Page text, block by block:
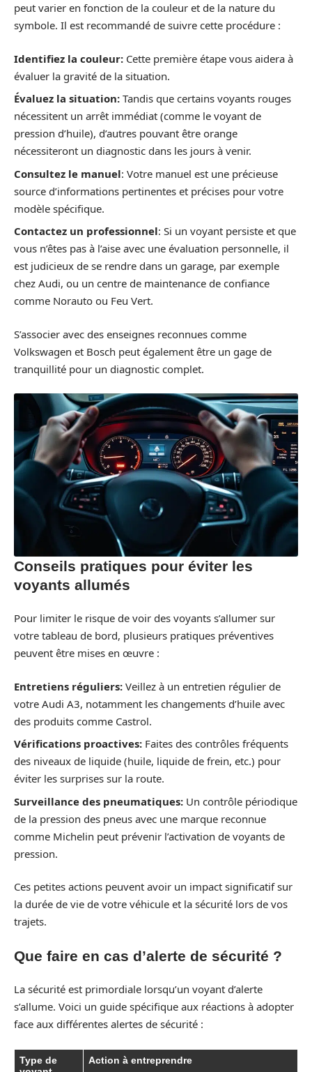
peut varier en fonction de la couleur et de la nature du
symbole. Il est recommandé de suivre cette procédure :
Identifiez la couleur: Cette première étape vous aidera à
évaluer la gravité de la situation.
Évaluez la situation: Tandis que certains voyants rouges
nécessitent un arrêt immédiat (comme le voyant de
pression d’huile), d’autres pouvant être orange
nécessiteront un diagnostic dans les jours à venir.
Consultez le manuel: Votre manuel est une précieuse
source d’informations pertinentes et précises pour votre
modèle spécifique.
Contactez un professionnel: Si un voyant persiste et que
vous n’êtes pas à l’aise avec une évaluation personnelle, il
est judicieux de se rendre dans un garage, par exemple
chez Audi, ou un centre de maintenance de confiance
comme Norauto ou Feu Vert.
S’associer avec des enseignes reconnues comme
Volkswagen et Bosch peut également être un gage de
tranquillité pour un diagnostic complet.
Conseils pratiques pour éviter les
voyants allumés
Pour limiter le risque de voir des voyants s’allumer sur
votre tableau de bord, plusieurs pratiques préventives
peuvent être mises en œuvre :
Entretiens réguliers: Veillez à un entretien régulier de
votre Audi A3, notamment les changements d’huile avec
des produits comme Castrol.
Vérifications proactives: Faites des contrôles fréquents
des niveaux de liquide (huile, liquide de frein, etc.) pour
éviter les surprises sur la route.
Surveillance des pneumatiques: Un contrôle périodique
de la pression des pneus avec une marque reconnue
comme Michelin peut prévenir l’activation de voyants de
pression.
Ces petites actions peuvent avoir un impact significatif sur
la durée de vie de votre véhicule et la sécurité lors de vos
trajets.
Que faire en cas d’alerte de sécurité ?
La sécurité est primordiale lorsqu’un voyant d’alerte
s’allume. Voici un guide spécifique aux réactions à adopter
face aux différentes alertes de sécurité :
Type de
Action à entreprendre